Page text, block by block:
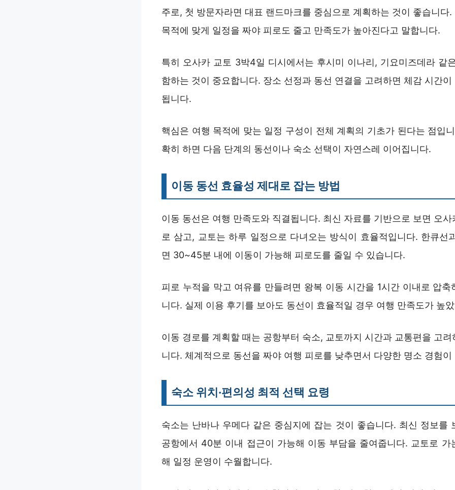
주로, 첫 방문자라면 대표 랜드마크를 중심으로 계획하는 것이 좋습니다
목적에 맞게 일정을 짜야 피로도 줄고 만족도가 높아진다고 말합니다.
특히 오사카 교토 3박4일 디시에서는 후시미 이나리, 기요미즈데라 같
함하는 것이 중요합니다. 장소 선정과 동선 연결을 고려하면 체감 시간
됩니다.
핵심은 여행 목적에 맞는 일정 구성이 전체 계획의 기초가 된다는 점입
확히 하면 다음 단계의 동선이나 숙소 선택이 자연스레 이어집니다.
이동 동선 효율성 제대로 잡는 방법
이동 동선은 여행 만족도와 직결됩니다. 최신 자료를 기반으로 보면 오
로 삼고, 교토는 하루 일정으로 다녀오는 방식이 효율적입니다. 한큐선
면 30~45분 내에 이동이 가능해 피로도를 줄일 수 있습니다.
피로 누적을 막고 여유를 만들려면 왕복 이동 시간을 1시간 이내로 압축
니다. 실제 이용 후기를 보아도 동선이 효율적일 경우 여행 만족도가 높
이동 경로를 계획할 때는 공항부터 숙소, 교토까지 시간과 교통편을 고
니다. 체계적으로 동선을 짜야 여행 피로를 낮추면서 다양한 명소 경험
숙소 위치·편의성 최적 선택 요령
숙소는 난바나 우메다 같은 중심지에 잡는 것이 좋습니다. 최신 정보를
공항에서 40분 이내 접근이 가능해 이동 부담을 줄여줍니다. 교토로 가
해 일정 운영이 수월합니다.